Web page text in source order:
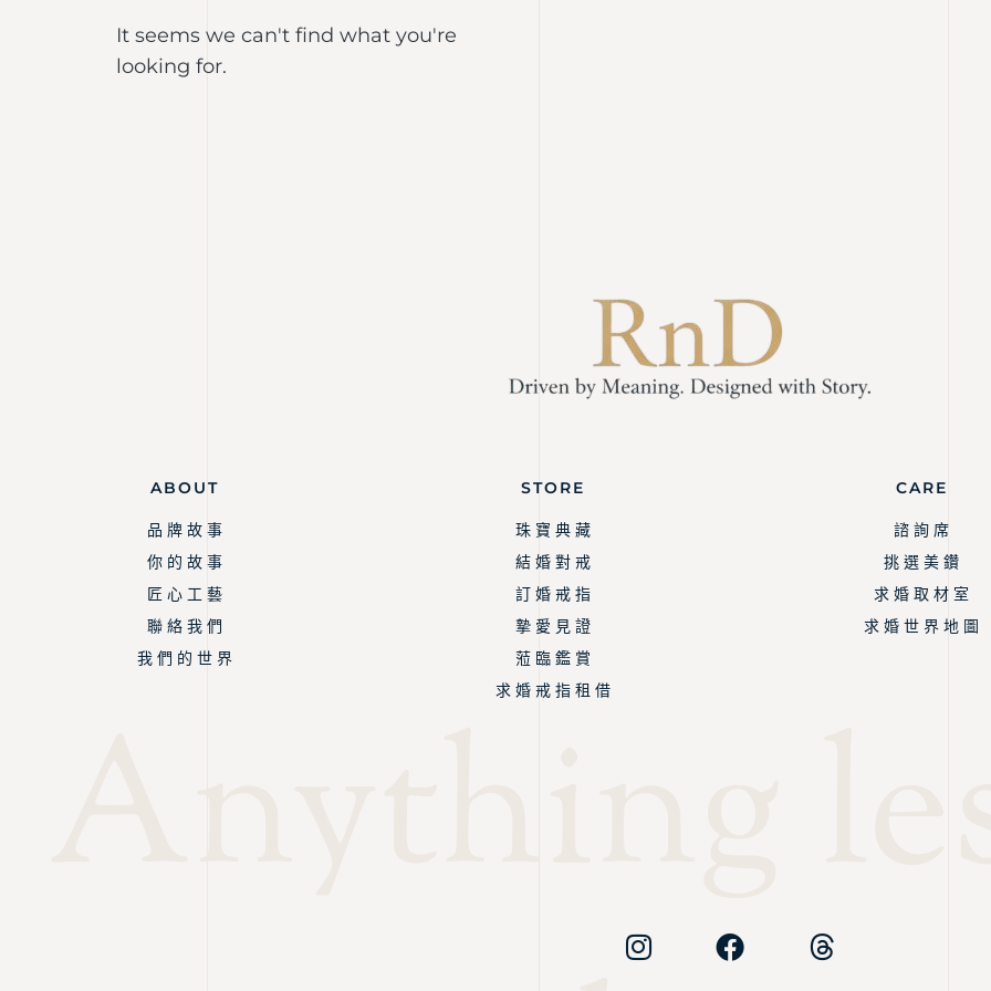
It seems we can't find what you're
looking for.
ABOUT
品 牌 故 事
你 的 故 事
匠 心 工 藝
聯 絡 我 們
我 們 的 世 界
STORE
珠 寶 典 藏
結 婚 對 戒
訂 婚 戒 指
摯 愛 見 證
蒞 臨 鑑 賞
求 婚 戒 指 租 借
CARE
諮 詢 席
挑 選 美 鑽
求 婚 取 材 室
求 婚 世 界 地 圖